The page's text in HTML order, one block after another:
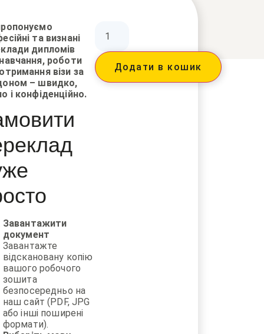
та визнані
дипломів
роботи
візи за
– швидко,
і конфіденційно.
Завантажити
документ
Завантажте
відскановану копію
вашого робочого
зошита
безпосередньо на
наш сайт (PDF, JPG
або інші поширені
формати).
Додати в кошик